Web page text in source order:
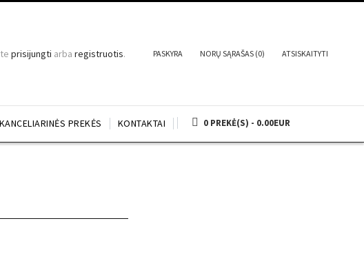
prisijungti arba registruotis. PASKYRA NORŲ SĄRAŠAS (0) ATSISKAITYTI
KANCELIARINĖS PREKĖS KONTAKTAI 0 PREKĖ(S) - 0.00EUR